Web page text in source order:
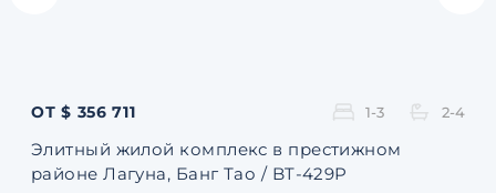
ОТ $ 356 711 1-3 2-4
Элитный жилой комплекс в престижном
районе Лагуна, Банг Тао / BT-429P